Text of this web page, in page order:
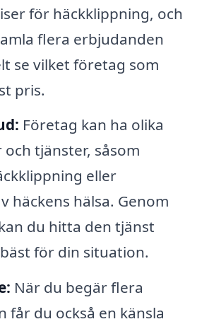
för häckklippning, och
flera erbjudanden
se vilket företag som
pris.
Företag kan ha olika
tjänster, såsom
eller
häckens hälsa. Genom
du hitta den tjänst
för din situation.
När du begär flera
får du också en känsla